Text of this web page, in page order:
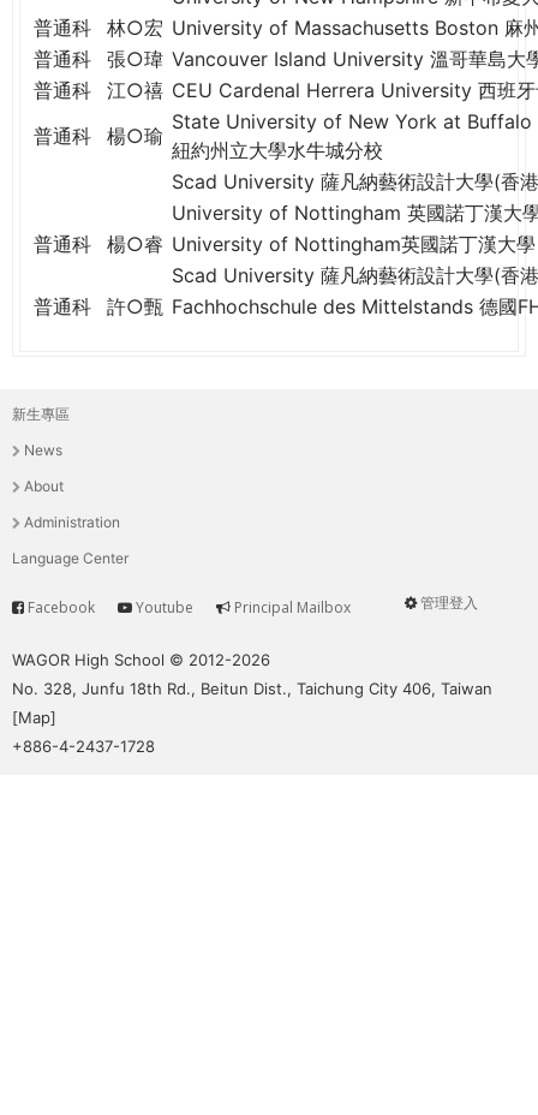
普通科
林○宏 University of Massachusetts Boston 麻
普通科
張○瑋 Vancouver Island University 溫哥華島大
普通科
江○禧 CEU Cardenal Herrera University 西班
普通科
楊○瑜
State University of New York at Buffalo
紐約州立大學水牛城分校
Scad University 薩凡納藝術設計大學(香
University of Nottingham 英國諾丁漢大
普通科
楊○睿 University of Nottingham英國諾丁漢大學
Scad University 薩凡納藝術設計大學(香
普通科
許○甄 Fachhochschule des Mittelstands 德國
主
選
單
新生專區
News
About
Administration
Language Center
User
管理登入
Service
Facebook Youtube Principal Mailbox
WAGOR High School © 2012-2026
No. 328, Junfu 18th Rd., Beitun Dist., Taichung City 406, Taiwan
[Map]
+886-4-2437-1728